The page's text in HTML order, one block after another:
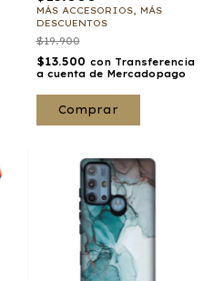
MÁS ACCESORIOS, MÁS
DESCUENTOS
$19.900
$13.500 con Transferencia
a cuenta de Mercadopago
Comprar